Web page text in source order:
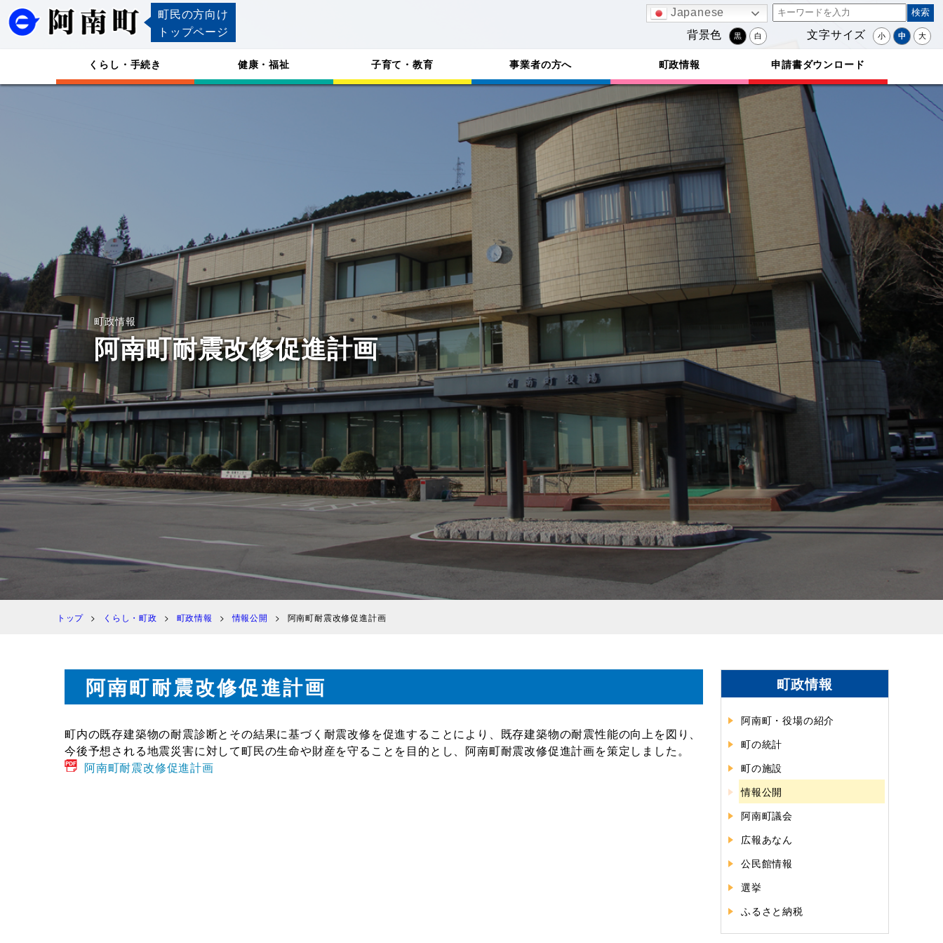
町民の方向け
トップページ
Japanese
背景色 黒 白 文字サイズ 小 中 大
くらし・手続き 健康・福祉 子育て・教育 事業者の方へ 町政情報 申請書ダウンロード
町政情報
阿南町耐震改修促進計画
トップ くらし・町政 町政情報 情報公開 阿南町耐震改修促進計画
阿南町耐震改修促進計画
町内の既存建築物の耐震診断とその結果に基づく耐震改修を促進することにより、既存建築物の耐震性能の向上を図り、
今後予想される地震災害に対して町民の生命や財産を守ることを目的とし、阿南町耐震改修促進計画を策定しました。
阿南町耐震改修促進計画
町政情報
阿南町・役場の紹介
町の統計
町の施設
情報公開
阿南町議会
広報あなん
公民館情報
選挙
ふるさと納税